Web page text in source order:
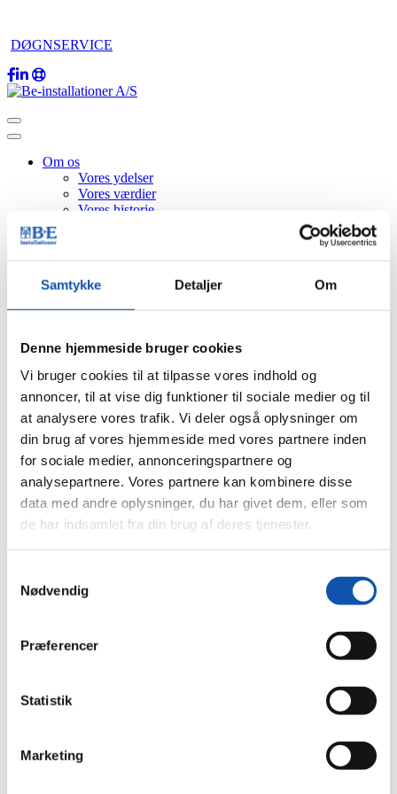
Samtykke Detaljer Om
Denne hjemmeside bruger cookies
Vi bruger cookies til at tilpasse vores indhold og
annoncer, til at vise dig funktioner til sociale medier og til
at analysere vores trafik. Vi deler også oplysninger om
din brug af vores hjemmeside med vores partnere inden
for sociale medier, annonceringspartnere og
analysepartnere. Vores partnere kan kombinere disse
data med andre oplysninger, du har givet dem, eller som
de har indsamlet fra din brug af deres tjenester.
Nødvendig
Præferencer
Statistik
Marketing
DØGNSERVICE
Om os
Vores ydelser
Vores værdier
Vores historie
Vores sponsorater
Kompetencer
El/Service
Solceller
Netværk & Fiber
Energioptimering
Brand & Sikring
Brandsikring
Tyverisikring private
Tyverisikring virksomheder
Digitalt låsesystem
Køl & Varme
VVS
Bygningsautomatik
Håndværkstaksering
Kontakt
Døgnservice